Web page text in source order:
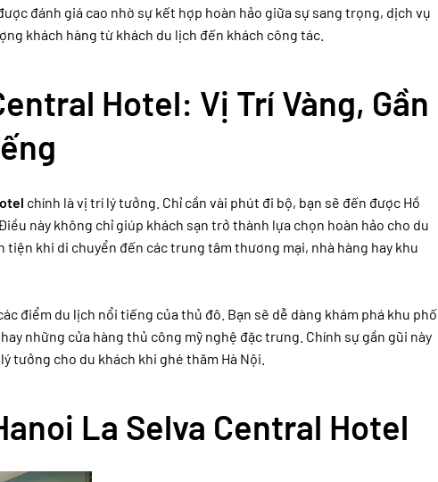
đánh giá cao nhờ sự kết hợp hoàn hảo giữa sự sang trọng, dịch vụ
khách hàng từ khách du lịch đến khách công tác.
Hotel: Vị Trí Vàng, Gần
chính là vị trí lý tưởng. Chỉ cần vài phút đi bộ, bạn sẽ đến được Hồ
này không chỉ giúp khách sạn trở thành lựa chọn hoàn hảo cho du
tiện khi di chuyển đến các trung tâm thương mại, nhà hàng hay khu
điểm du lịch nổi tiếng của thủ đô. Bạn sẽ dễ dàng khám phá khu phố
những cửa hàng thủ công mỹ nghệ đặc trưng. Chính sự gần gũi này
tưởng cho du khách khi ghé thăm Hà Nội.
La Selva Central Hotel